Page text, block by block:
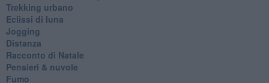
Trekking urbano
Eclissi di luna
Jogging
Distanza
Racconto di Natale
Pensieri & nuvole
Fumo